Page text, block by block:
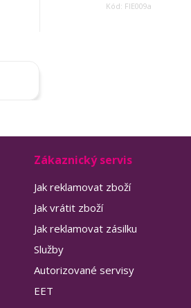
Kód: FIE009a
Zákaznický servis
Jak reklamovat zboží
Jak vrátit zboží
Jak reklamovat zásilku
Služby
Autorizované servisy
EET